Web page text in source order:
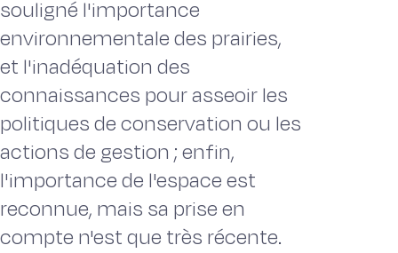
souligné l'importance
environnementale des prairies,
et l'inadéquation des
connaissances pour asseoir les
politiques de conservation ou les
actions de gestion ; enfin,
l'importance de l'espace est
reconnue, mais sa prise en
compte n'est que très récente.